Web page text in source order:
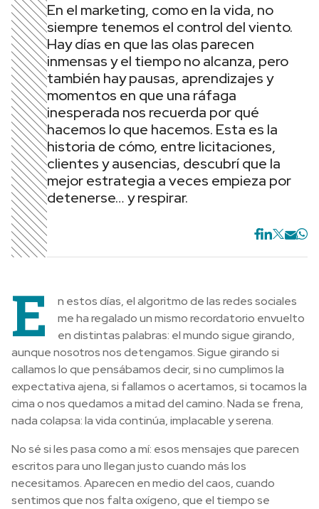
En el marketing, como en la vida, no
siempre tenemos el control del viento.
Hay días en que las olas parecen
inmensas y el tiempo no alcanza, pero
también hay pausas, aprendizajes y
momentos en que una ráfaga
inesperada nos recuerda por qué
hacemos lo que hacemos. Esta es la
historia de cómo, entre licitaciones,
clientes y ausencias, descubrí que la
mejor estrategia a veces empieza por
detenerse… y respirar.
E
n estos días, el algoritmo de las redes sociales
me ha regalado un mismo recordatorio envuelto
en distintas palabras: el mundo sigue girando,
aunque nosotros nos detengamos. Sigue girando si
callamos lo que pensábamos decir, si no cumplimos la
expectativa ajena, si fallamos o acertamos, si tocamos la
cima o nos quedamos a mitad del camino. Nada se frena,
nada colapsa: la vida continúa, implacable y serena.
No sé si les pasa como a mí: esos mensajes que parecen
escritos para uno llegan justo cuando más los
necesitamos. Aparecen en medio del caos, cuando
sentimos que nos falta oxígeno, que el tiempo se